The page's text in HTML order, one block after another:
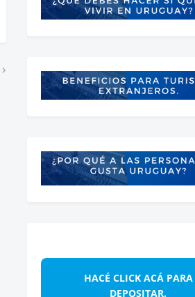
HACÉ CLICK ACÁ PARA
DEPOSITAR.